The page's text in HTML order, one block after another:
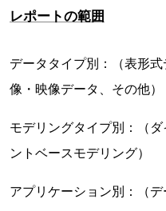
レポートの範囲
データタイプ別：（表形
像・映像データ、その他）
モデリングタイプ別：（
ントベースモデリング）
アプリケーション別：（